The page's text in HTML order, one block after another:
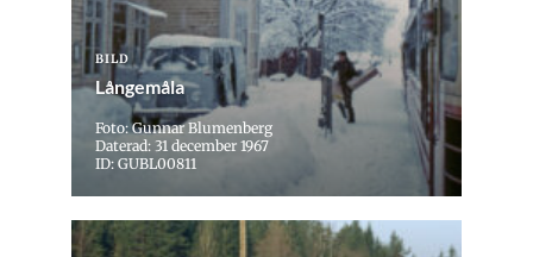
BILD
Långemåla
Foto: Gunnar Blumenberg
Daterad: 31 december 1967
ID: GUBL00811